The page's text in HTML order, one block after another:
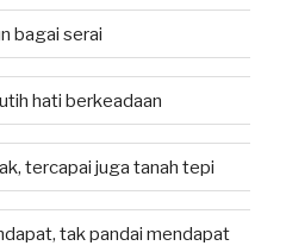
bagai serai
hati berkeadaan
tercapai juga tanah tepi
tak pandai mendapat